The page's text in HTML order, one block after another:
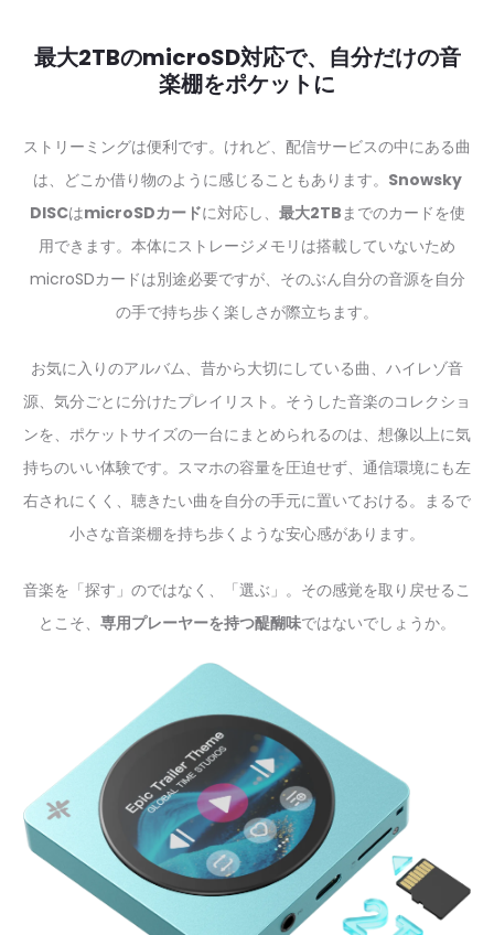
最大2TBのmicroSD対応で、自分だけの音
楽棚をポケットに
ストリーミングは便利です。けれど、配信サービスの中にある曲
は、どこか借り物のように感じることもあります。 Snowsky
DISCはmicroSDカードに対応し、 最大2TB までのカードを使
用できます。本体にストレージメモリは搭載していないため
microSDカードは別途必要ですが、そのぶん自分の音源を自分
の手で持ち歩く楽しさが際立ちます。
お気に入りのアルバム、昔から大切にしている曲、ハイレゾ音
源、気分ごとに分けたプレイリスト。そうした音楽のコレクショ
ンを、ポケットサイズの一台にまとめられるのは、想像以上に気
持ちのいい体験です。スマホの容量を圧迫せず、通信環境にも左
右されにくく、聴きたい曲を自分の手元に置いておける。まるで
小さな音楽棚を持ち歩くような安心感があります。
音楽を「探す」のではなく、「選ぶ」。その感覚を取り戻せるこ
とこそ、 専用プレーヤーを持つ醍醐味ではないでしょうか。